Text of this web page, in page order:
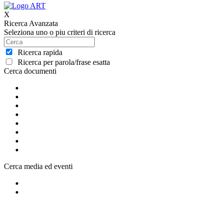
X
Ricerca Avanzata
Seleziona uno o piu criteri di ricerca
Ricerca rapida
Ricerca per parola/frase esatta
Cerca documenti
Cerca media ed eventi